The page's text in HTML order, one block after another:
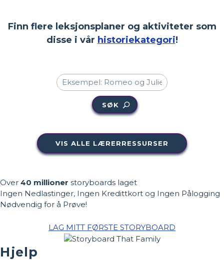
Finn flere leksjonsplaner og aktiviteter som
disse i vår historiekategori!
SØK
VIS ALLE LÆRERRESSURSER
Over 40 millioner storyboards laget
Ingen Nedlastinger, Ingen Kredittkort og Ingen Pålogging
Nødvendig for å Prøve!
LAG MITT FØRSTE STORYBOARD
Hjelp